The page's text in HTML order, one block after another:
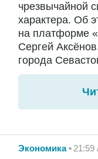
чрезвычайной
характера. Об
на платформе
Сергей
города
Экономика 21:59